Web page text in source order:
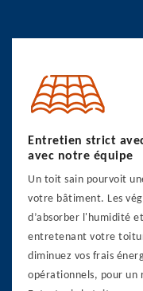
Entretien strict
avec notre équipe
Un toit sain pourvoit
votre bâtiment. Les
d’absorber l'humidité
entretenant votre
diminuez vos frais
opérationnels, pour un